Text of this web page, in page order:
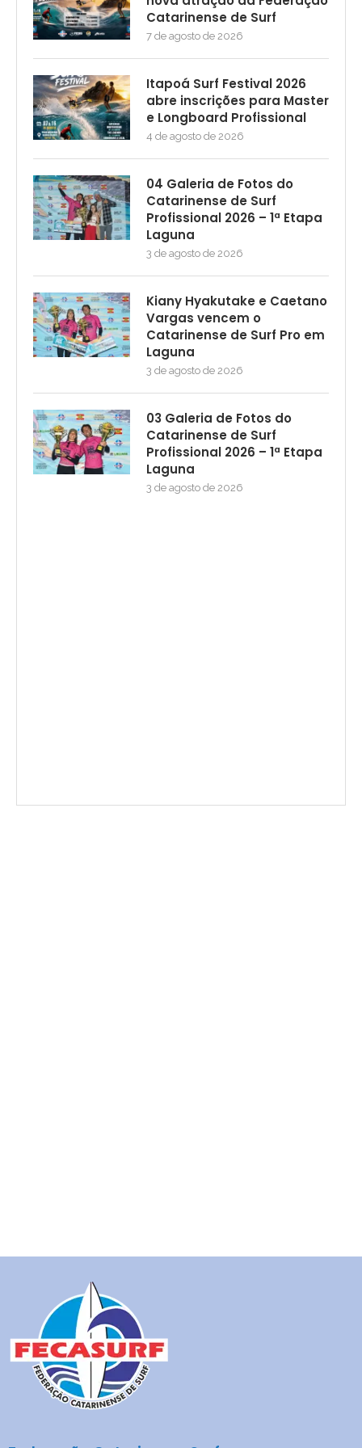
Catarinense de Surf
7 de agosto de 2026
Itapoá Surf Festival 2026
abre inscrições para Master
e Longboard Profissional
4 de agosto de 2026
04 Galeria de Fotos do
Catarinense de Surf
Profissional 2026 – 1ª Etapa
Laguna
3 de agosto de 2026
Kiany Hyakutake e Caetano
Vargas vencem o
Catarinense de Surf Pro em
Laguna
3 de agosto de 2026
03 Galeria de Fotos do
Catarinense de Surf
Profissional 2026 – 1ª Etapa
Laguna
3 de agosto de 2026